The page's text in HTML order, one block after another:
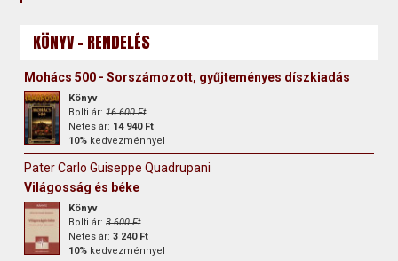
KÖNYV - RENDELÉS
Mohács 500 - Sorszámozott, gyűjteményes díszkiadás
Könyv
Bolti ár:16 600 Ft
Netes ár: 14 940 Ft
10% kedvezménnyel
Pater Carlo Guiseppe Quadrupani
Világosság és béke
Könyv
Bolti ár:3 600 Ft
Netes ár:3 240 Ft
10% kedvezménnyel